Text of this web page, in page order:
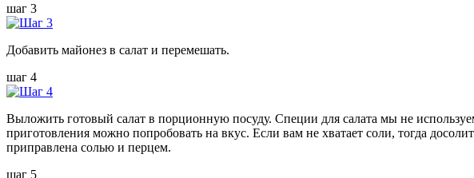
шаг 3
Добавить майонез в салат и перемешать.
шаг 4
Выложить готовый салат в порционную посуду. Специи для салата мы не
приготовления можно попробовать на вкус. Если вам не хватает соли, тогда
приправлена солью и перцем.
шаг 5